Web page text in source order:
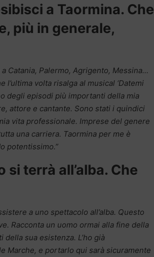
a Taormina. Che
più in generale,
Catania, Palermo, Agrigento, Messina…
l’ultima volta risalga al musical ‘Datemi
degli episodi più importanti della mia
attore e cantante. Sono stati i quindici
vita professionale. Imprese del genere
una carriera. Taormina per me è
potentissimo.”
si terrà all’alba. Che
a uno spettacolo all’alba. Questo
Racconta un uomo ormai alla fine della
sua esistenza. L’ho già
Marche, e portarlo qui sarà sicuramente